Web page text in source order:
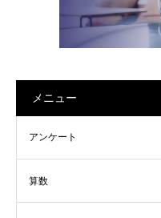
メニュー
アンケート
算数